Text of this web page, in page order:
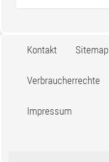
Kontakt Sitemap
Verbraucherrechte
Impressum